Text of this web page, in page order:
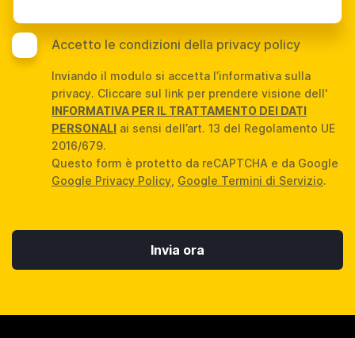
Accetto le condizioni della privacy policy
Inviando il modulo si accetta l’informativa sulla
privacy. Cliccare sul link per prendere visione dell'
INFORMATIVA PER IL TRATTAMENTO DEI DATI
PERSONALI ai sensi dell’art. 13 del Regolamento UE
2016/679.
Questo form è protetto da reCAPTCHA e da Google
Google Privacy Policy, Google Termini di Servizio.
Invia ora